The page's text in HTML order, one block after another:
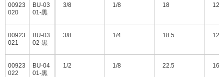
00923
020
BU-03
01-黒
00923
021
BU-03
02-黒
00923
022
BU-04
01-黒
3/8 1/8 18 12
3/8 1/4 18.5 12.5
1/2 1/8 22.5 16.5